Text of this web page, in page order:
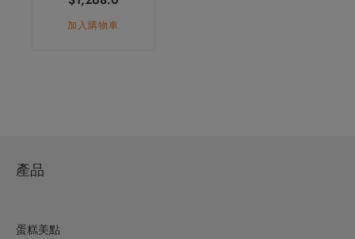
加入購物車
產品
蛋糕美點